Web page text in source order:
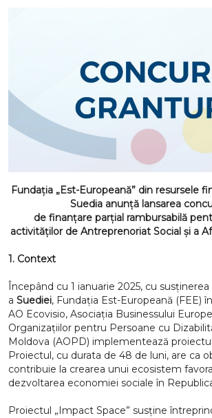
Fundația „Est-Europeană” din resursele
Suedia anunță lansarea
de finanțare parțial rambursabilă
activităților de Antreprenoriat Social și a
1. Context
Începând cu 1 ianuarie 2025, cu
a Suediei, Fundația Est-Europeană (FEE)
AO Ecovisio, Asociația Businessului
Organizațiilor pentru Persoane cu
Moldova (AOPD) implementează
Proiectul, cu durata de 48 de luni, are ca
contribuie la crearea unui ecosistem
dezvoltarea economiei sociale în
Proiectul „Impact Space” susține